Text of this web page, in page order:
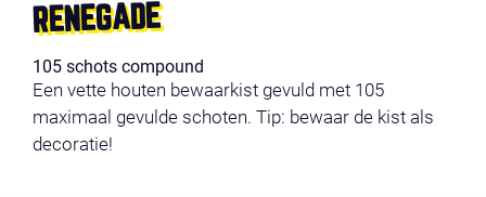
RENEGADE
105 schots compound
Een vette houten bewaarkist gevuld met 105
maximaal gevulde schoten. Tip: bewaar de kist als
decoratie!